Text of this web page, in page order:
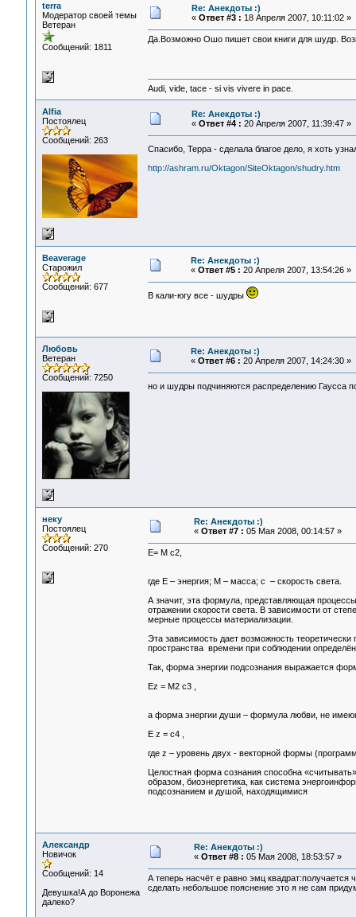
terra
Модератор своей темы
Ветеран
Сообщений: 1811
Re: Анекдоты :)
« Ответ #3 : 18 Апреля 2007, 10:11:02 »
Да.Возможно Ошо пишет свои книги для шудр.
Audi, vide, tace - si vis vivere in pace.
Alfia
Постоялец
Сообщений: 263
Re: Анекдоты :)
« Ответ #4 : 20 Апреля 2007, 11:39:47 »
Спасибо, Терра - сделала благое дело, я хоть
http://ashram.ru/Oktagon/SiteOktagon/shudry.htm
Beaverage
Старожил
Сообщений: 677
Re: Анекдоты :)
« Ответ #5 : 20 Апреля 2007, 13:54:26 »
В кали-югу все - шудры
Любовь
Ветеран
Сообщений: 7250
Re: Анекдоты :)
« Ответ #6 : 20 Апреля 2007, 14:24:30 »
но и шудры подчиняются распределению Гаусса
неку
Постоялец
Сообщений: 270
Re: Анекдоты :)
« Ответ #7 : 05 Мая 2008, 00:14:57 »
Е= М с2,
где E – энергия; М – масса; с – скорость света.
А значит, эта формула, представляющая
отражении скорости света. В зависимости от
мерные процессы материализации.
Эта зависимость дает возможность
пространства времени при соблюдении
Так, форма энергии подсознания выражается
Еz = М2 с3 ,
а форма энергии души – формула любви, не
Е z = с4
где z – уровень двух - векторной формы
Целостная форма сознания способна
образом, биоэнергетика, как система
подсознанием и душой, находящимися
Александр
Новичок
Сообщений: 14
Девушка!А до Воронежа
далеко?
Re: Анекдоты :)
« Ответ #8 : 05 Мая 2008, 18:53:57 »
А теперь насчёт е равно эмц квадрат:получается
сделать небольшое пояснение это я не сам